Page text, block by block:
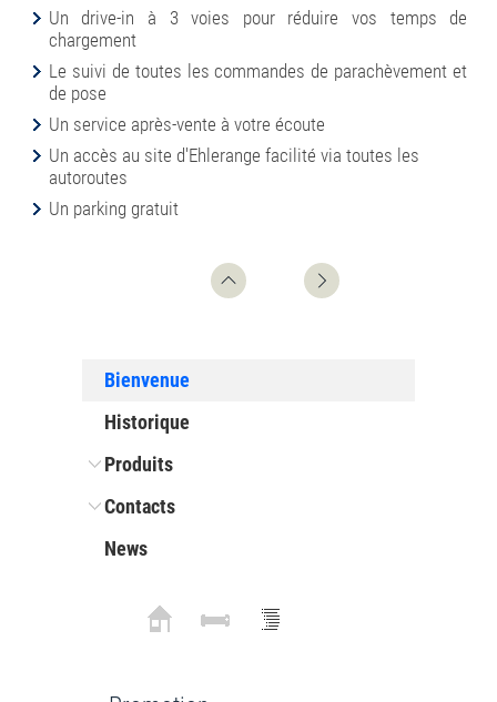
Un drive-in à 3 voies pour réduire vos temps de
chargement
Le suivi de toutes les commandes de parachèvement et
de pose
Un service après-vente à votre écoute
Un accès au site d'Ehlerange facilité via toutes les
autoroutes
Un parking gratuit
Bienvenue
Historique
Produits
Contacts
News